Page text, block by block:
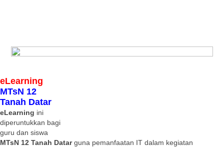
eLearning
MTsN 12
Tanah Datar
eLearning ini
diperuntukkan bagi
guru dan siswa
MTsN 12 Tanah Datarguna pemanfaatan IT dalam kegiatan